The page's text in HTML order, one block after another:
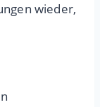
wieder,